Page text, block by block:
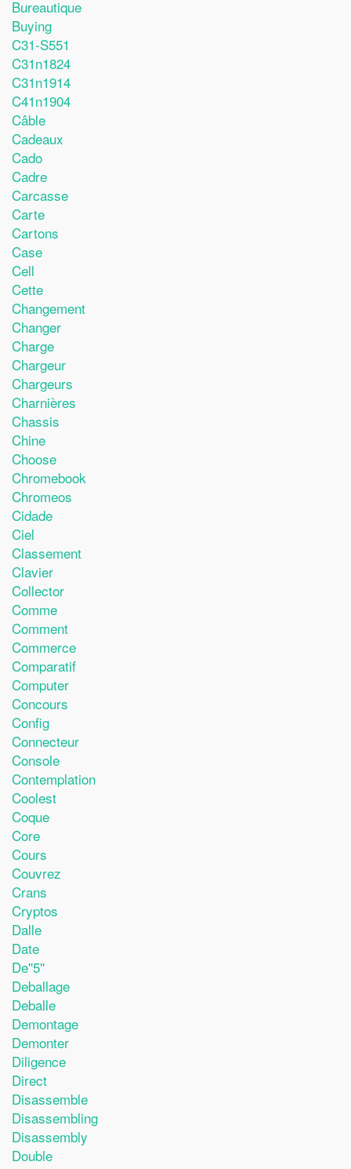
Bureautique
Buying
C31-S551
C31n1824
C31n1914
C41n1904
Câble
Cadeaux
Cado
Cadre
Carcasse
Carte
Cartons
Case
Cell
Cette
Changement
Changer
Charge
Chargeur
Chargeurs
Charnières
Chassis
Chine
Choose
Chromebook
Chromeos
Cidade
Ciel
Classement
Clavier
Collector
Comme
Comment
Commerce
Comparatif
Computer
Concours
Config
Connecteur
Console
Contemplation
Coolest
Coque
Core
Cours
Couvrez
Crans
Cryptos
Dalle
Date
De''5''
Deballage
Deballe
Demontage
Demonter
Diligence
Direct
Disassemble
Disassembling
Disassembly
Double